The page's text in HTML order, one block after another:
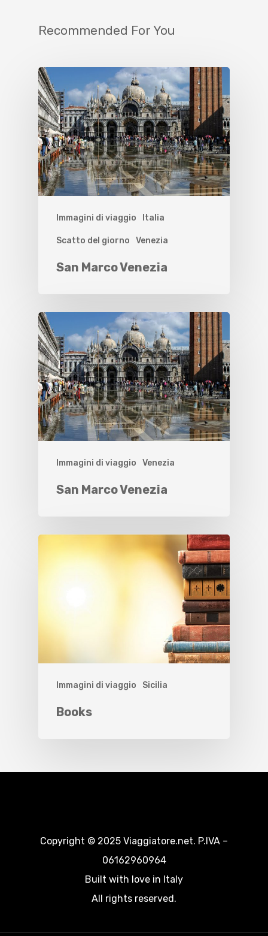
Recommended For You
Immagini di viaggio Italia
Scatto del giorno Venezia
San Marco Venezia
Immagini di viaggio Venezia
San Marco Venezia
Immagini di viaggio Sicilia
Books
Copyright © 2025 Viaggiatore.net. P.IVA –
06162960964
Built with love in Italy
All rights reserved.